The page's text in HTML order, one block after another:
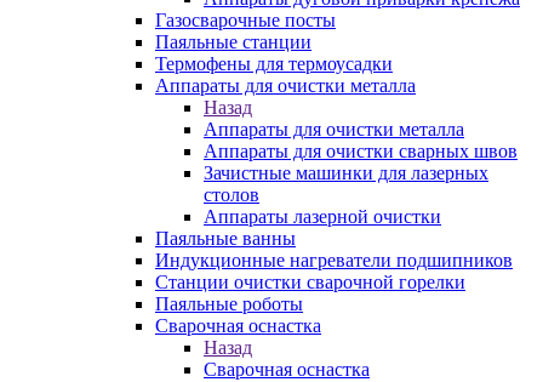
Газосварочные посты
Паяльные станции
Термофены для термоусадки
Аппараты для очистки металла
Назад
Аппараты для очистки металла
Аппараты для очистки сварных швов
Зачистные машинки для лазерных
столов
Аппараты лазерной очистки
Паяльные ванны
Индукционные нагреватели подшипников
Станции очистки сварочной горелки
Паяльные роботы
Сварочная оснастка
Назад
Сварочная оснастка